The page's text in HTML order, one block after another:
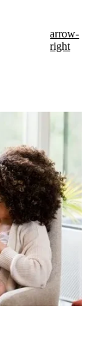
arrow-
right